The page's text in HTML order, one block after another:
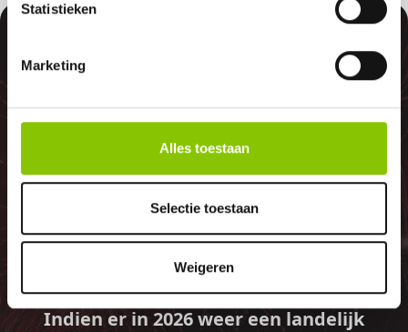
Statistieken
Marketing
Alles toestaan
Selectie toestaan
Weigeren
100%
GELD TERUG
GARANTIE
Indien er in 2026 weer een landelijk